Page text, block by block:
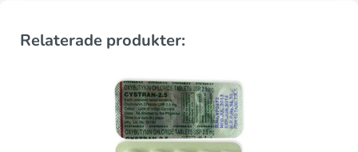
Relaterade produkter: